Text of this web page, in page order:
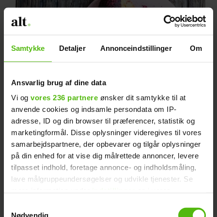
Samtykke Detaljer Annonceindstillinger Om
Ansvarlig brug af dine data
Vi og vores 236 partnere ønsker dit samtykke til at
anvende cookies og indsamle persondata om IP-
adresse, ID og din browser til præferencer, statistik og
marketingformål. Disse oplysninger videregives til vores
samarbejdspartnere, der opbevarer og tilgår oplysninger
på din enhed for at vise dig målrettede annoncer, levere
tilpasset indhold, foretage annonce- og indholdsmåling,
lave målgruppeundersøgelser og udvikle tjenester. Se
tilbage eller ændre indstillinger fra vores
Nødvendig
Kokostoppe med
appelsinskal